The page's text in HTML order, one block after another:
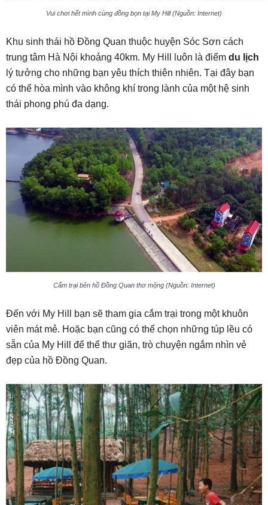
Vui chơi hết mình cùng đồng bọn tại My Hill (Nguồn: Internet)
Khu sinh thái hồ Đồng Quan thuộc huyện Sóc Sơn cách
trung tâm Hà Nội khoảng 40km. My Hill luôn là điểm du lịch
lý tưởng cho những bạn yêu thích thiên nhiên. Tại đây bạn
có thể hòa mình vào không khí trong lành của một hệ sinh
thái phong phú đa dạng.
Cấm trại bên hồ Đồng Quan thơ mộng (Nguồn: Internet)
Đến với My Hill bạn sẽ tham gia cắm trại trong một khuôn
viên mát mẻ. Hoặc bạn cũng có thể chọn những túp lều có
sẵn của My Hill để thể thư giãn, trò chuyện ngắm nhìn vẻ
đẹp của hồ Đồng Quan.